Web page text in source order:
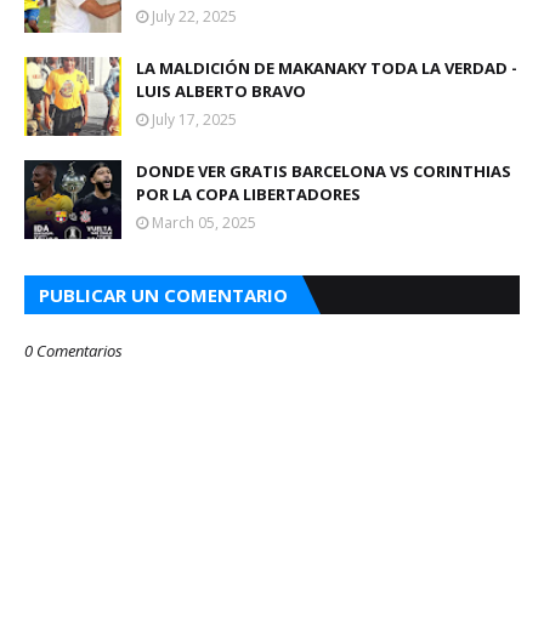
July 22, 2025
LA MALDICIÓN DE MAKANAKY TODA LA VERDAD -
LUIS ALBERTO BRAVO
July 17, 2025
DONDE VER GRATIS BARCELONA VS CORINTHIAS
POR LA COPA LIBERTADORES
March 05, 2025
PUBLICAR UN COMENTARIO
0 Comentarios